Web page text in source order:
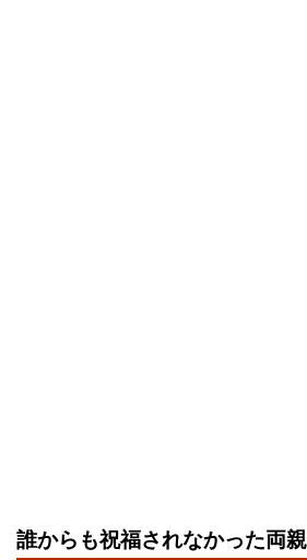
誰からも祝福されなかった両